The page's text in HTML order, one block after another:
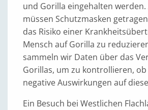
und Gorilla eingehalten
müssen Schutzmasken
das Risiko einer
Mensch auf Gorilla zu
sammeln wir Daten über das
Gorillas, um zu kontrollieren,
negative Auswirkungen auf
Ein Besuch bei Westlichen